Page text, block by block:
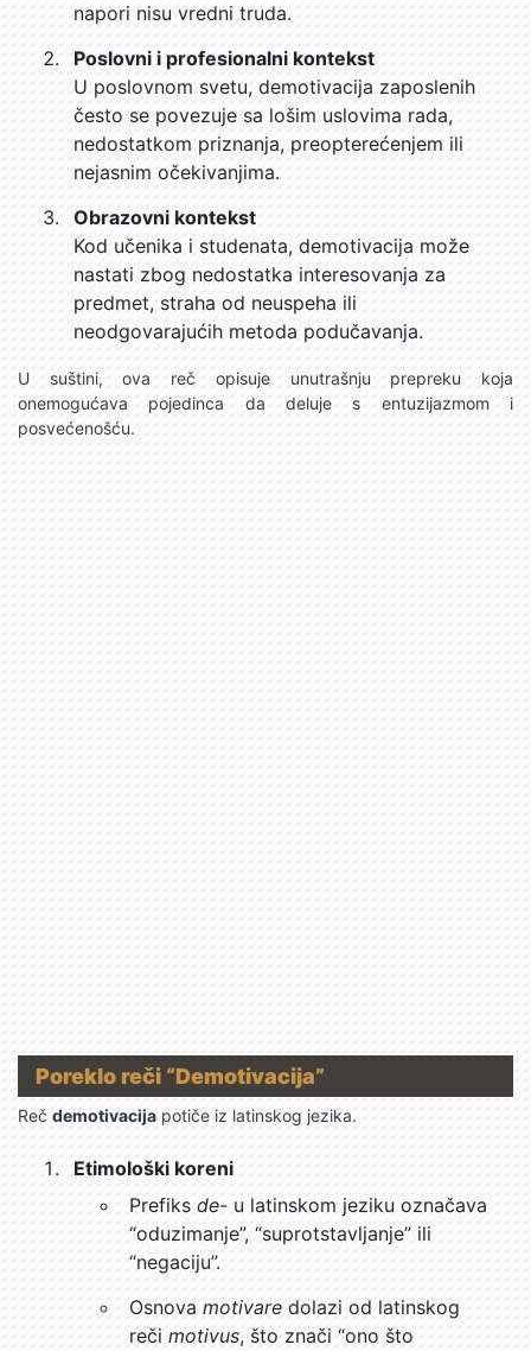
napori nisu vredni truda.
Poslovni i profesionalni kontekst
U poslovnom svetu, demotivacija zaposlenih
često se povezuje sa lošim uslovima rada,
nedostatkom priznanja, preopterećenjem ili
nejasnim očekivanjima.
Obrazovni kontekst
Kod učenika i studenata, demotivacija može
nastati zbog nedostatka interesovanja za
predmet, straha od neuspeha ili
neodgovarajućih metoda podučavanja.
U suštini, ova reč opisuje unutrašnju prepreku koja
onemogućava pojedinca da deluje s entuzijazmom i
posvećenošću.
Poreklo reči “Demotivacija”
Reč demotivacijapotiče iz latinskog jezika.
Etimološki koreni
Prefiksde- u latinskom jeziku označava
“oduzimanje”, “suprotstavljanje” ili
“negaciju”.
Osnova motivare dolazi od latinskog
rečimotivus, što znači “ono što